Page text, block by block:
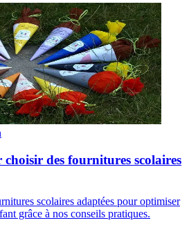
des fournitures scolaires
scolaires adaptées pour optimiser
grâce à nos conseils pratiques.